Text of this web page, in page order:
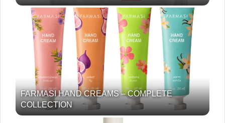
FARMASI HAND CREAMS – COMPLETE
COLLECTION